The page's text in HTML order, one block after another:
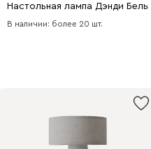
Настольная лампа Дэнди Белый
В наличии: более 20 шт.